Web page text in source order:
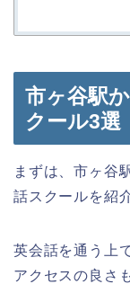
市ヶ谷駅
クール3選
まずは、市ヶ谷
話スクールを紹
英会話を通う上
アクセスの良さ